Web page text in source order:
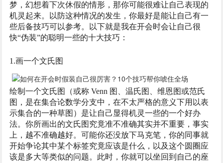
梦，幻想着下次休假的情形，那你可能很难让自己表现的
机灵起来。以防这种情况的发生，你最好是能让自己有一
些后备技巧可以参考。以下就是我在开会时会让自己很
快“伪装”的聪明一些的十大技巧：
1.画一个文氏图
绘制一个文氏图（或称 Venn 图、温氏图、维恩图或范氏
图，是在集合论数学分支中，在不太严格的意义下用以表
示集合的一种草图）是让自己显得机灵一些的一个好办
法。你所画出的文氏图究竟准不准确其实并不重要，事实
上，越不准确越好。可能你还没放下马克笔，你的同事就
开始争论其中某个标签究竟应该是什么，以及这个圆圈应
该是多大等类似的问题。此时，你就可以坐回到自己的座